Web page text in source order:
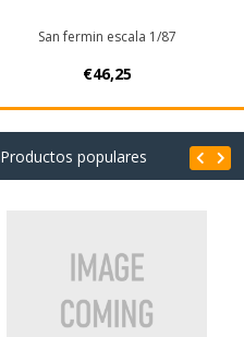
San fermin escala 1/87
€46,25
Productos populares